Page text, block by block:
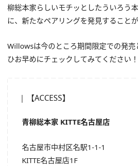
柳総本家らしいモチッとしたういろう
に、新たなペアリングを発見することが
Willowsは今のところ期間限定での発売
ひお早めにチェックしてみてください！
【ACCESS】
青柳総本家 KITTE名古屋店
名古屋市中村区名駅1-1-1
KITTE名古屋店1F